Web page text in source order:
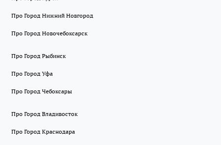
Про Город Нижний Новгород
Про Город Новочебоксарск
Про Город Рыбинск
Про Город Уфа
Про Город Чебоксары
Про Город Владивосток
Про Город Краснодара